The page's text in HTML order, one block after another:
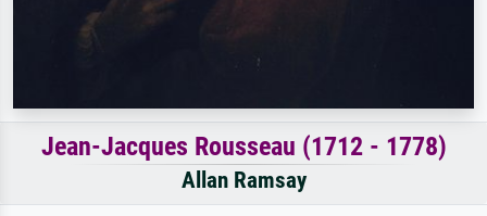
Jean-Jacques Rousseau (1712 - 1778)
Allan Ramsay